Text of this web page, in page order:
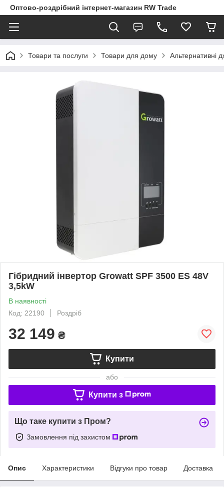
Оптово-роздрібний інтернет-магазин RW Trade
Товари та послуги Товари для дому Альтернативні
Гібридний інвертор Growatt SPF 3500 ES 48V
3,5kW
В наявності
Код: 22190
Роздріб
32 149 ₴
Купити
або
Купити з
Що таке купити з Пром?
Замовлення під захистом
Опис Характеристики Відгуки про товар Доставка